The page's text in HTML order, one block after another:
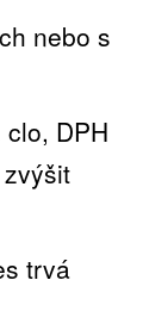
nebo s
DPH
trvá